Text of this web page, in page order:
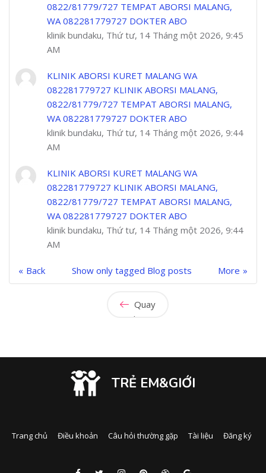
0822/81779/727 TEMPAT ABORSI MALANG,
WA 082281779727 DOKTER ABO
klinik bundaku, Thứ tư, 14 Tháng một 2026, 9:45
AM
KLINIK ABORSI KURET MALANG WA
082281779727 KLINIK ABORSI MALANG,
0822/81779/727 TEMPAT ABORSI MALANG,
WA 082281779727 DOKTER ABO
klinik bundaku, Thứ tư, 14 Tháng một 2026, 9:44
AM
KLINIK ABORSI KURET MALANG WA
082281779727 KLINIK ABORSI MALANG,
0822/81779/727 TEMPAT ABORSI MALANG,
WA 082281779727 DOKTER ABO
klinik bundaku, Thứ tư, 14 Tháng một 2026, 9:44
AM
Back More
Show only tagged Blog posts
Quay
lại
TRẺ EM&GIỚI
Trang chủ Điều khoản Câu hỏi thường gặp Tài liệu Đăng ký